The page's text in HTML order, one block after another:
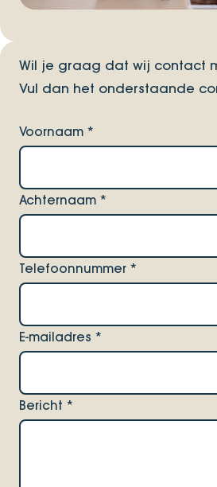
Wil je graag dat wij contact
Vul dan het onderstaande
Voornaam *
Achternaam *
Telefoonnummer *
E-mailadres *
Bericht *